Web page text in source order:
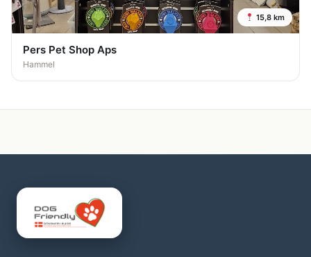
15,8 km
Pers Pet Shop Aps
Hammel